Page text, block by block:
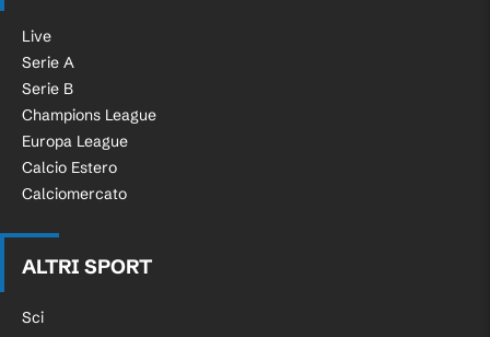
Live
Serie A
Serie B
Champions League
Europa League
Calcio Estero
Calciomercato
ALTRI SPORT
Sci